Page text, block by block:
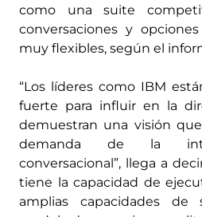
como una suite
conversaciones y
muy flexibles, según el
“Los líderes como IBM
fuerte para influir en la
demuestran una visión
demanda de la
conversacional”, llega a
tiene la capacidad de
amplias capacidades de